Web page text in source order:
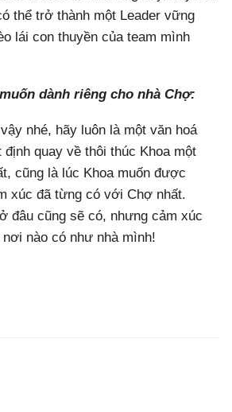
thể trở thành một Leader vững
lái con thuyền của team mình
dành riêng cho nhà Chợ:
nhé, hãy luôn là một văn hoá
quay về thôi thúc Khoa một
cũng là lúc Khoa muốn được
xúc đã từng có với Chợ nhất.
đâu cũng sẽ có, nhưng cảm xúc
nào có như nhà mình!